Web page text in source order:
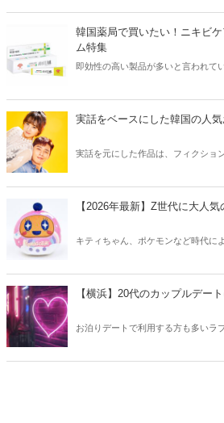
方も必見です。
韓国薬局で買いたい！ニキビ
ム特集
即効性の高い製品が多いと言われて
う。
実話をベースにした韓国の人
実話を元にした作品は、フィクショ
【2026年最新】Z世代に大人
キティちゃん、ポケモンなど時代に
クしてみましょう。
【横浜】20代のカップルデー
お泊りデートで利用する方も多いラ